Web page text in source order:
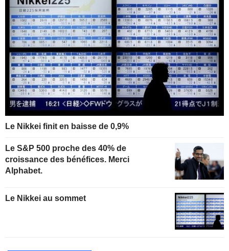
Le Nikkei finit en baisse de 0,9%
Le S&P 500 proche des 40% de
croissance des bénéfices. Merci
Alphabet.
Le Nikkei au sommet